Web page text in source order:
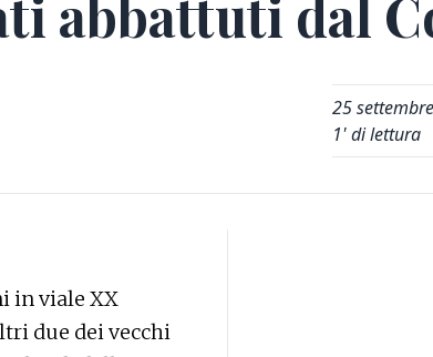
abbattuti dal
25
1' di lettura
in viale XX
due dei vecchi